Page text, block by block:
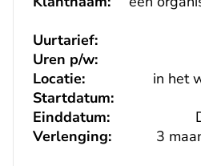
Uurtarief:
Uren p/w:
Locatie:
in het
Verlenging:
3
Einddatum:
Startdatum: